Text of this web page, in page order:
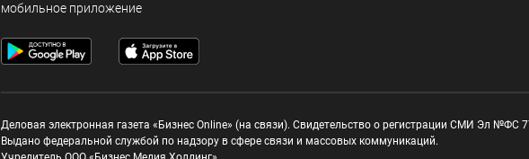
мобильное приложение
Деловая электронная газета «Бизнес Online» (на связи). Свидетельство о регистрации СМИ Эл №ФС
Выдано федеральной службой по надзору в сфере связи и массовых коммуникаций.